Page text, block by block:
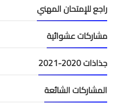
راجع للإمتحان المهني
مشاركات عشوائية
جذاذات 2020-2021
المشاركات الشائعة